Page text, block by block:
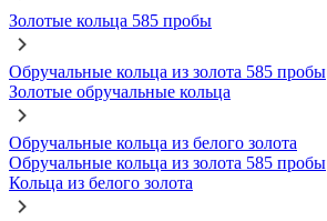
Золотые кольца 585 пробы
Обручальные кольца из золота 585 пробы
Золотые обручальные кольца
Обручальные кольца из белого золота
Обручальные кольца из золота 585 пробы
Кольца из белого золота